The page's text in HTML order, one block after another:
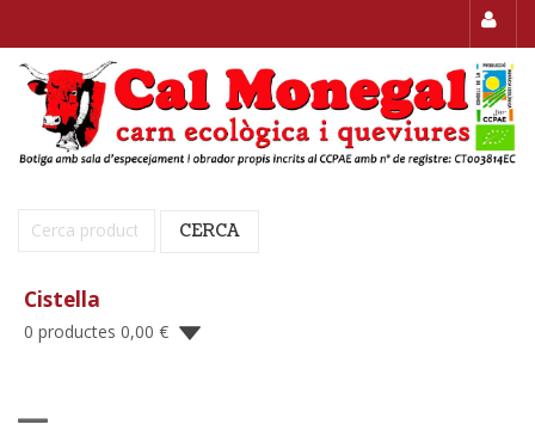
Cerca: CERCA
Cistella
0 productes 0,00 €